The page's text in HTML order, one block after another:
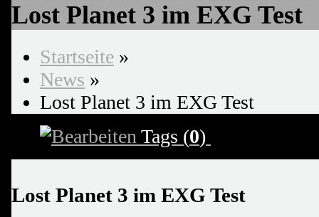
Lost Planet 3 im EXG Test
Startseite »
News »
Lost Planet 3 im EXG Test
Tags (0)
Lost Planet 3 im EXG Test